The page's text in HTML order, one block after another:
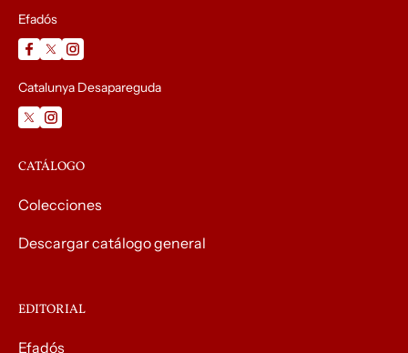
Efadós
Catalunya Desapareguda
CATÁLOGO
Colecciones
Descargar catálogo general
EDITORIAL
Efadós